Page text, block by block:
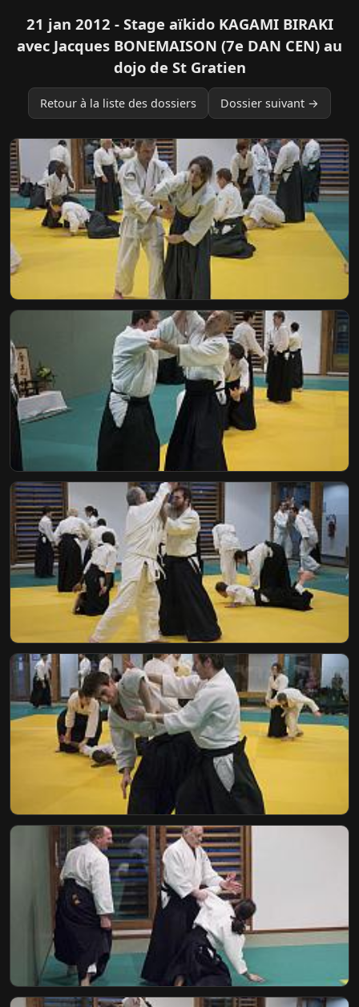
21 jan 2012 - Stage aïkido KAGAMI BIRAKI
avec Jacques BONEMAISON (7e DAN CEN) au
dojo de St Gratien
Retour à la liste des dossiers Dossier suivant →